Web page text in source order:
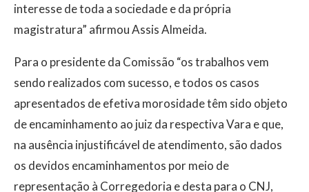
interesse de toda a sociedade e da própria
magistratura” afirmou Assis Almeida.
Para o presidente da Comissão “os trabalhos vem
sendo realizados com sucesso, e todos os casos
apresentados de efetiva morosidade têm sido objeto
de encaminhamento ao juiz da respectiva Vara e que,
na ausência injustificável de atendimento, são dados
os devidos encaminhamentos por meio de
representação à Corregedoria e desta para o CNJ,